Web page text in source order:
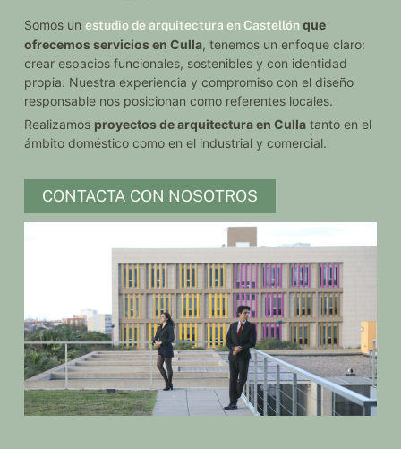
Somos unestudio de arquitectura en Castellónque
ofrecemos servicios en Culla, tenemos un enfoque claro:
crear espacios funcionales, sostenibles y con identidad
propia. Nuestra experiencia y compromiso con el diseño
responsable nos posicionan como referentes locales.
Realizamos proyectos de arquitectura en Culla tanto en el
ámbito doméstico como en el industrial y comercial.
CONTACTA CON NOSOTROS